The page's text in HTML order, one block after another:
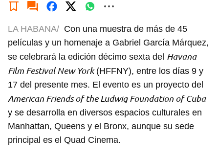
LA HABANA/ Con una muestra de más de 45
películas y un homenaje a Gabriel García Márquez,
se celebrará la edición décimo sexta del Havana
Film Festival New York(HFFNY), entre los días 9 y
17 del presente mes. El evento es un proyecto del
American Friends of the Ludwig Foundation of Cuba
y se desarrolla en diversos espacios culturales en
Manhattan, Queens y el Bronx, aunque su sede
principal es el Quad Cinema.